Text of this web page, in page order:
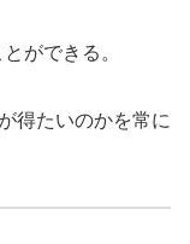
ができる。
得たいのかを常に